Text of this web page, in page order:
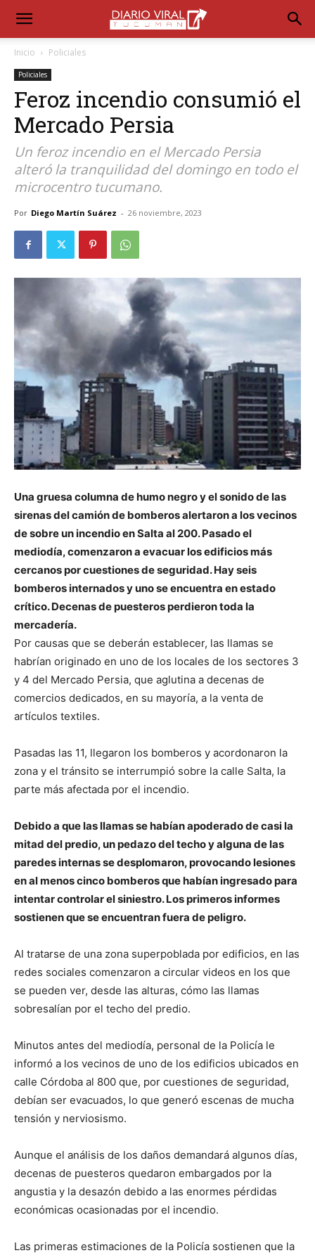
Inicio Policiales
Policiales
Feroz incendio consumió el
Mercado Persia
Un feroz incendio en el Mercado Persia
alteró la tranquilidad del domingo en todo el
microcentro tucumano.
Por Diego Martín Suárez - 26 noviembre, 2023
Una gruesa columna de humo negro y el sonido de las
sirenas del camión de bomberos alertaron a los vecinos
de sobre un incendio en Salta al 200. Pasado el
mediodía, comenzaron a evacuar los edificios más
cercanos por cuestiones de seguridad. Hay seis
bomberos internados y uno se encuentra en estado
crítico. Decenas de puesteros perdieron toda la
mercadería.
Por causas que se deberán establecer, las llamas se
habrían originado en uno de los locales de los sectores 3
y 4 del Mercado Persia, que aglutina a decenas de
comercios dedicados, en su mayoría, a la venta de
artículos textiles.
Pasadas las 11, llegaron los bomberos y acordonaron la
zona y el tránsito se interrumpió sobre la calle Salta, la
parte más afectada por el incendio.
Debido a que las llamas se habían apoderado de casi la
mitad del predio, un pedazo del techo y alguna de las
paredes internas se desplomaron, provocando lesiones
en al menos cinco bomberos que habían ingresado para
intentar controlar el siniestro. Los primeros informes
sostienen que se encuentran fuera de peligro.
Al tratarse de una zona superpoblada por edificios, en las
redes sociales comenzaron a circular videos en los que
se pueden ver, desde las alturas, cómo las llamas
sobresalían por el techo del predio.
Minutos antes del mediodía, personal de la Policía le
informó a los vecinos de uno de los edificios ubicados en
calle Córdoba al 800 que, por cuestiones de seguridad,
debían ser evacuados, lo que generó escenas de mucha
tensión y nerviosismo.
Aunque el análisis de los daños demandará algunos días,
decenas de puesteros quedaron embargados por la
angustia y la desazón debido a las enormes pérdidas
económicas ocasionadas por el incendio.
Las primeras estimaciones de la Policía sostienen que la